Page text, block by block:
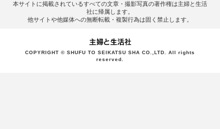
本サイトに掲載されているすべての⽂章・撮影写真の著作権は主婦と⽣活
社に帰属します。
他サイトや他媒体への無断転載・複製⾏為は固く禁⽌します。
COPYRIGHT © SHUFU TO SEIKATSU SHA CO.,LTD. All rights
reserved.